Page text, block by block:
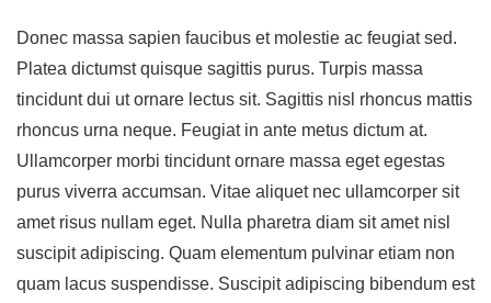
Donec massa sapien faucibus et molestie ac feugiat sed.
Platea dictumst quisque sagittis purus. Turpis massa
tincidunt dui ut ornare lectus sit. Sagittis nisl rhoncus mattis
rhoncus urna neque. Feugiat in ante metus dictum at.
Ullamcorper morbi tincidunt ornare massa eget egestas
purus viverra accumsan. Vitae aliquet nec ullamcorper sit
amet risus nullam eget. Nulla pharetra diam sit amet nisl
suscipit adipiscing. Quam elementum pulvinar etiam non
quam lacus suspendisse. Suscipit adipiscing bibendum est